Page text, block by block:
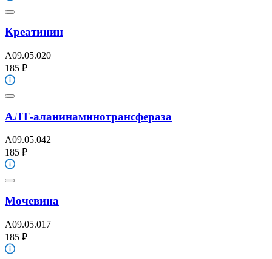
Креатинин
A09.05.020
185 ₽
АЛТ-аланинаминотрансфераза
A09.05.042
185 ₽
Мочевина
A09.05.017
185 ₽